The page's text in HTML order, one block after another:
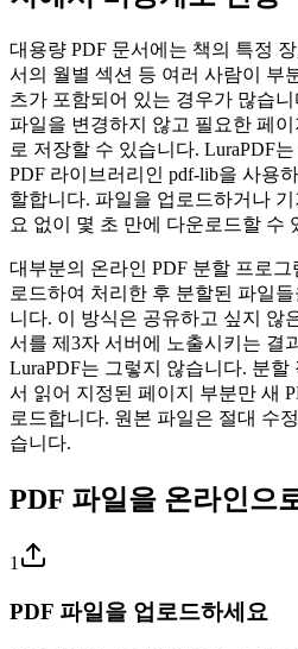
대용량 PDF 문서에는 책의 특정
서의 월별 섹션 등 여러 사람이 부
츠가 포함되어 있는 경우가 많습
파일을 변경하지 않고 필요한 페
로 저장할 수 있습니다. LuraPDF
PDF 라이브러리인 pdf-lib을 사용
할합니다. 파일을 업로드하거나
요 없이 몇 초 만에 다운로드할 수
대부분의 온라인 PDF 분할 프로
로드하여 처리한 후 분할된 파일
니다. 이 방식은 공유하고 싶지 않
서를 제3자 서버에 노출시키는 결
LuraPDF는 그렇지 않습니다. 분할
서 읽어 지정된 페이지 부분만 새
로드합니다. 원본 파일은 절대 수
습니다.
PDF 파일을 온라인으
1
PDF 파일을 업로드하세요